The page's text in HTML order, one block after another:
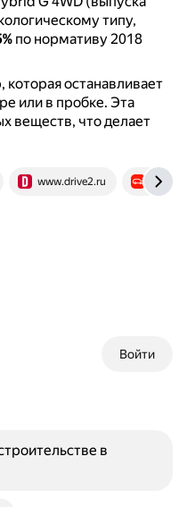
типу,
по нормативу 2018
останавливает
или в пробке. Эта
веществ, что делает
www.drive2.ru auto.ru
Войти
в